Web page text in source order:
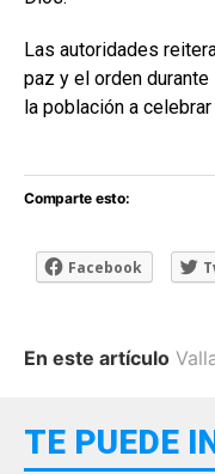
Las autoridades
paz y el orden
la población a
Comparte esto:
Facebook
En este artículo
TE PUEDE